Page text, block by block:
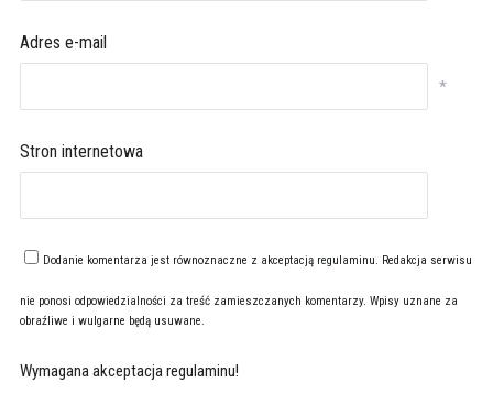
Adres e-mail
*
Stron internetowa
Dodanie komentarza jest równoznaczne z akceptacją regulaminu. Redakcja serwisu
nie ponosi odpowiedzialności za treść zamieszczanych komentarzy. Wpisy uznane za
obraźliwe i wulgarne będą usuwane.
Wymagana akceptacja regulaminu!